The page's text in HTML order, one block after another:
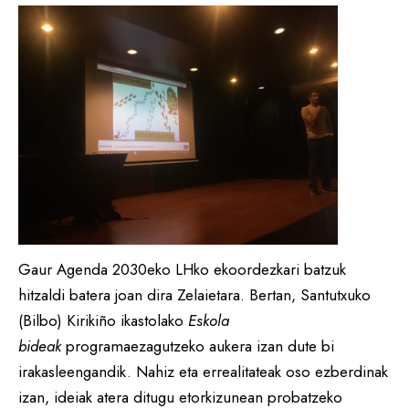
Gaur Agenda 2030eko LHko ekoordezkari batzuk
hitzaldi batera joan dira Zelaietara. Bertan, Santutxuko
(Bilbo) Kirikiño ikastolako Eskola
bideakprogramaezagutzeko aukera izan dute bi
irakasleengandik. Nahiz eta errealitateak oso ezberdinak
izan, ideiak atera ditugu etorkizunean probatzeko